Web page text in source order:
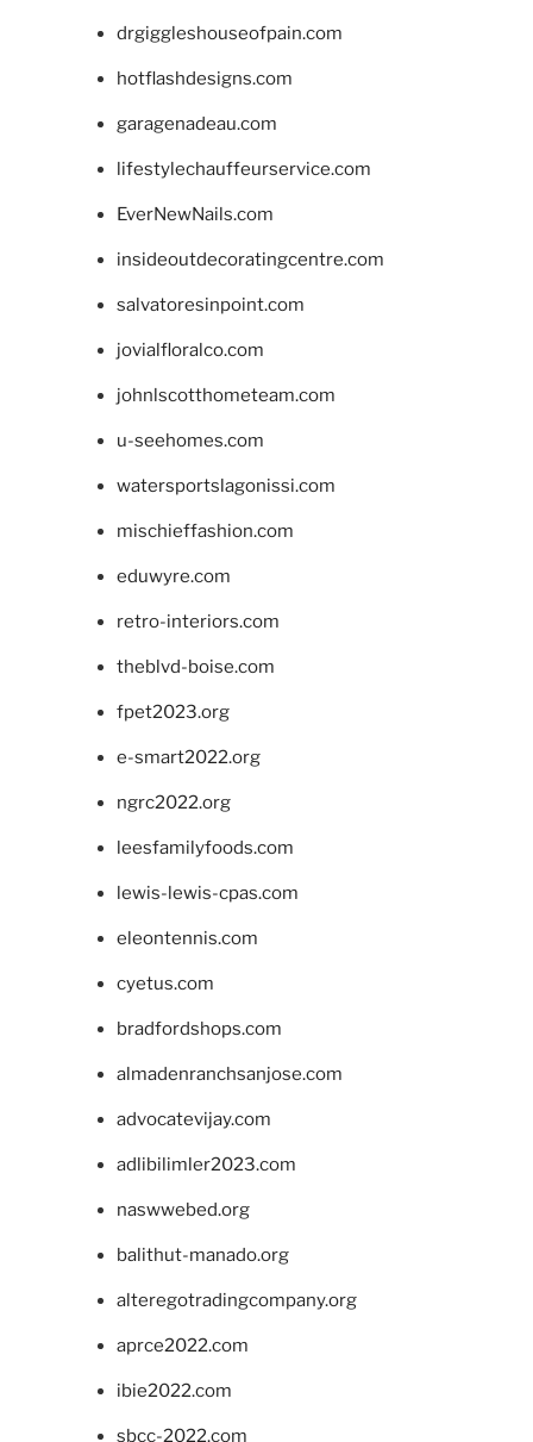
drgiggleshouseofpain.com
hotflashdesigns.com
garagenadeau.com
lifestylechauffeurservice.com
EverNewNails.com
insideoutdecoratingcentre.com
salvatoresinpoint.com
jovialfloralco.com
johnlscotthometeam.com
u-seehomes.com
watersportslagonissi.com
mischieffashion.com
eduwyre.com
retro-interiors.com
theblvd-boise.com
fpet2023.org
e-smart2022.org
ngrc2022.org
leesfamilyfoods.com
lewis-lewis-cpas.com
eleontennis.com
cyetus.com
bradfordshops.com
almadenranchsanjose.com
advocatevijay.com
adlibilimler2023.com
naswwebed.org
balithut-manado.org
alteregotradingcompany.org
aprce2022.com
ibie2022.com
sbcc-2022.com